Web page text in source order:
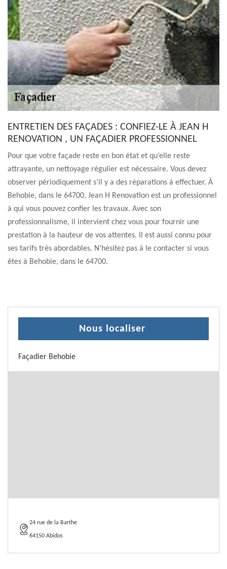
ENTRETIEN DES FAÇADES : CONFIEZ-LE À JEAN H
RENOVATION , UN FAÇADIER PROFESSIONNEL
Pour que votre façade reste en bon état et qu’elle reste
attrayante, un nettoyage régulier est nécessaire. Vous devez
observer périodiquement s’il y a des réparations à effectuer. À
Behobie, dans le 64700, Jean H Renovation est un professionnel
à qui vous pouvez confier les travaux. Avec son
professionnalisme, il intervient chez vous pour fournir une
prestation à la hauteur de vos attentes. Il est aussi connu pour
ses tarifs très abordables. N’hésitez pas à le contacter si vous
êtes à Behobie, dans le 64700.
Nous localiser
Façadier Behobie
24 rue de la Barthe
64150 Abidos